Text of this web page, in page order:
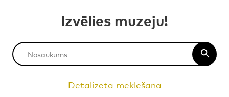
Izvēlies muzeju!
Detalizēta meklēšana